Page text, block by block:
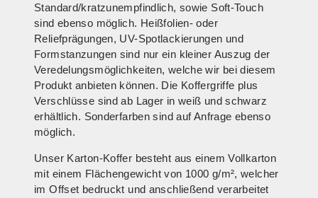
Standard/kratzunempfindlich, sowie Soft-Touch
sind ebenso möglich. Heißfolien- oder
Reliefprägungen, UV-Spotlackierungen und
Formstanzungen sind nur ein kleiner Auszug der
Veredelungsmöglichkeiten, welche wir bei diesem
Produkt anbieten können. Die Koffergriffe plus
Verschlüsse sind ab Lager in weiß und schwarz
erhältlich. Sonderfarben sind auf Anfrage ebenso
möglich.
Unser Karton-Koffer besteht aus einem Vollkarton
mit einem Flächengewicht von 1000 g/m², welcher
im Offset bedruckt und anschließend verarbeitet